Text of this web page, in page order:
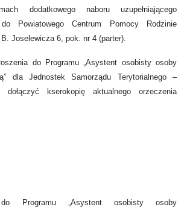
dodatkowego naboru uzupełniającego
Powiatowego Centrum Pomocy Rodzinie
Joselewicza 6, pok. nr 4 (parter).
do Programu „Asystent osobisty osoby
dla Jednostek Samorządu Terytorialnego –
kserokopię aktualnego orzeczenia
Programu „Asystent osobisty osoby